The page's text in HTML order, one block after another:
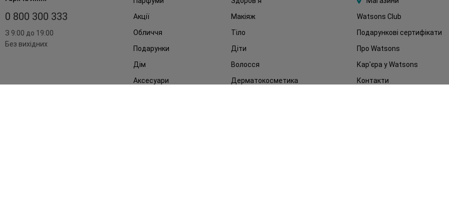
0 800 300 333
З 9:00 до 19:00
Без вихідних
Акції
Макіяж
Обличчя
Тіло
Подарунки
Діти
Дім
Волосся
Аксесуари
Дерматокосметика
Watsons Club
Подарункові сертифікати
Про Watsons
Кар'єра у Watsons
Контакти